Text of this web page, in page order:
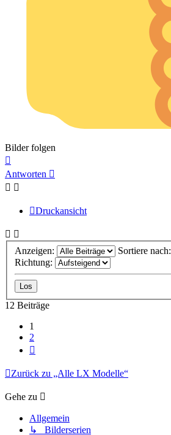
Bilder folgen
oben
Antworten
Druckansicht
Anzeigen:
Sortiere nach:
Richtung:
12 Beiträge
1
2
Zurück zu „Alle LX Modelle“
Gehe zu
Allgemein
↳ Bilderserien